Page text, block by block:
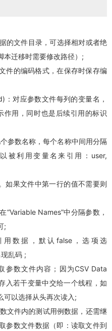
的文件目录，可选择相对或者绝
本迁移时需要修改路径）;
件的编码格式，在保存时保存编
对应参数文件每列的变量名，
用，同时也是后续引用的标识
参数名称，每个名称中间用分隔
被利用变量名来引用：user,
如果文件中第一行的值不需要则
Names”中分隔参数，
;
用数据，默认false，选项选
乱码 ;
参数文件内容；因为CSV Data
入若干变量中交给一个线程，如
可以选择从头再次读入;
文件内的测试用例数据，还需继
参数文件数据（即：读取文件到